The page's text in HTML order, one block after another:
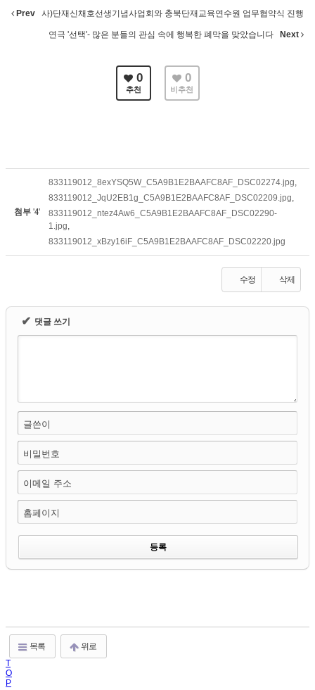
Prev 사)단재신채호선생기념사업회와 충북단재교육연수원 업무협약식 진행
연극 '선택'- 많은 분들의 관심 속에 행복한 폐막을 맞았습니다 Next
0
추천
0
비추천
첨부 '4'
833119012_8exYSQ5W_C5A9B1E2BAAFC8AF_DSC02274.jpg,
833119012_JqU2EB1g_C5A9B1E2BAAFC8AF_DSC02209.jpg,
833119012_ntez4Aw6_C5A9B1E2BAAFC8AF_DSC02290-
1.jpg,
833119012_xBzy16iF_C5A9B1E2BAAFC8AF_DSC02220.jpg
수정 삭제
✔ 댓글 쓰기
글쓴이
비밀번호
이메일 주소
홈페이지
목록
위로
T
O
P